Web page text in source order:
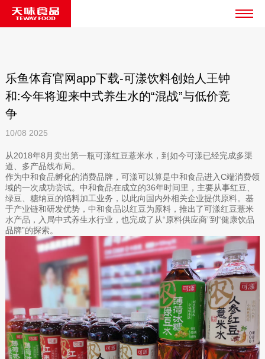
乐鱼体育官网app下载-可漾饮料创始人王钟
和:今年将迎来中式养生水的“混战”与低价竞
争
10/08 2025
从2018年8月卖出第一瓶可漾红豆薏米水，到如今可漾已经完成多渠
道、多产品线布局。
作为中和食品孵化的消费品牌，可漾可以算是中和食品进入C端消费领
域的一次成功尝试。中和食品在成立的36年时间里，主要从事红豆、
绿豆、糖纳豆的馅料加工业务，以此向国内外相关企业提供原料。基
于产业链和研发优势，中和食品以红豆为原料，推出了可漾红豆薏米
水产品，入局中式养生水行业，也完成了从“原料供应商”到“健康饮品
品牌”的探索。